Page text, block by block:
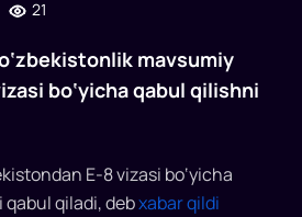
21
mavsumiy
bo‘yicha qabul qilishni
E-8 vizasi bo‘yicha
qiladi, debxabar qildi